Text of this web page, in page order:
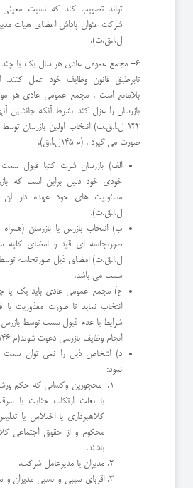
تواند تصویب كند كه نسبت معینی
ل.ا.ق.ت).
٦- مجمع عمومی عادی هر سال یك یا چند
تابرطبق قانون وظایف خود عمل كنند.
بلامانع است . مجمع عمومی عادی هر
بازرسان را عزل كند بشرط آنكه جانشین
١٤٤ ل.ا.ق.ت) انتخاب اولین بازرسان
صورت می گیرد . (م ١٤٥ل.ا.ق).
الف) بازرسان شرت كتبا قبول
خودی خود دلیل براین است كه
ل.ا.ق.ت).
ب) انتخاب بازرس یا بازرسان (همراه
ل.ا.ق.ت) امضای ذیل صورتجلسه توسط
سمت می باشد.
ج) مجمع عمومی عادی باید یك یا
انتخاب نماید تا صورت معذوریت یا
شرایط یا عدم قبول سمت توسط
انجام وظایف بازرسی دعوت شوند(م ١٤٦ ل.ا.ق.ت).
د) اشخاص ذیل را نمی توان سمت
نمود:
محجورین وكسانی كه حكم
یا بعلت ارتكاب جنایت یا
كلاهبرداری یا اختلاس یا
محكوم و از حقوق اجتماعی
باشند.
مدیران یا مدیرعامل شركت.
اقربای سببی و نسبی مدیران